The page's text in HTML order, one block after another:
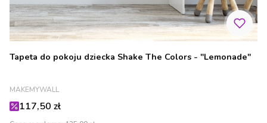
Tapeta do pokoju dziecka Shake The Colors - "Lemonade"
PRODUCENT
MAKEMYWALL
Cena promocyjna
117,50 zł